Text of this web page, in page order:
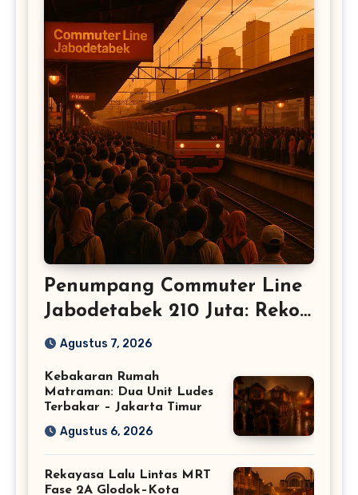
Penumpang Commuter Line
Jabodetabek 210 Juta: Rekor
Baru Warga Jabodetabek
Agustus 7, 2026
Kebakaran Rumah
Matraman: Dua Unit Ludes
Terbakar – Jakarta Timur
Agustus 6, 2026
Rekayasa Lalu Lintas MRT
Fase 2A Glodok–Kota